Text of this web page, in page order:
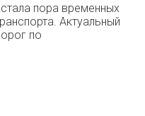
пора временных
Актуальный
по